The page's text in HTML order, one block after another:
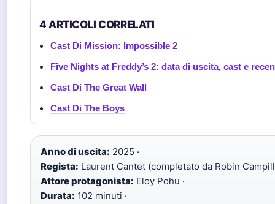
4 ARTICOLI CORRELATI
Cast Di Mission: Impossible 2
Five Nights at Freddy’s 2: data di uscita, cast e
Cast Di The Great Wall
Cast Di The Boys
Anno di uscita: 2025 ·
Regista: Laurent Cantet (completato da Robin
Attore protagonista: Eloy Pohu ·
Durata: 102 minuti ·